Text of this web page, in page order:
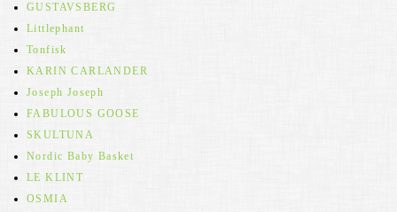
GUSTAVSBERG
Littlephant
Tonfisk
KARIN CARLANDER
Joseph Joseph
FABULOUS GOOSE
SKULTUNA
Nordic Baby Basket
LE KLINT
OSMIA